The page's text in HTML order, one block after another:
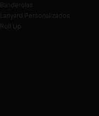
Banderolas
Lanyard Personalizados
Roll Up